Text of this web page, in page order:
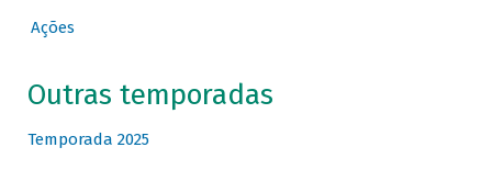
Ações
Outras temporadas
Temporada 2025